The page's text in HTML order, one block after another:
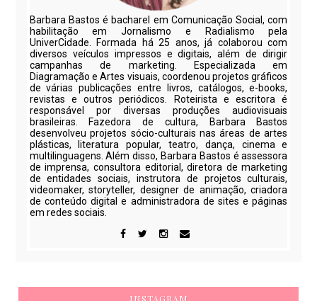
Barbara Bastos é bacharel em Comunicação Social, com
habilitação em Jornalismo e Radialismo pela
UniverCidade. Formada há 25 anos, já colaborou com
diversos veículos impressos e digitais, além de dirigir
campanhas de marketing. Especializada em
Diagramação e Artes visuais, coordenou projetos gráficos
de várias publicações entre livros, catálogos, e-books,
revistas e outros periódicos. Roteirista e escritora é
responsável por diversas produções audiovisuais
brasileiras. Fazedora de cultura, Barbara Bastos
desenvolveu projetos sócio-culturais nas áreas de artes
plásticas, literatura popular, teatro, dança, cinema e
multilinguagens. Além disso, Barbara Bastos é assessora
de imprensa, consultora editorial, diretora de marketing
de entidades sociais, instrutora de projetos culturais,
videomaker, storyteller, designer de animação, criadora
de conteúdo digital e administradora de sites e páginas
em redes sociais.
INSTAGRAM